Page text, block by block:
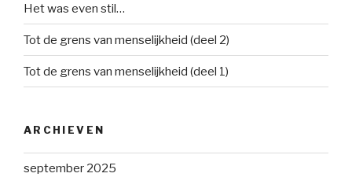
Het was even stil…
Tot de grens van menselijkheid (deel 2)
Tot de grens van menselijkheid (deel 1)
ARCHIEVEN
september 2025